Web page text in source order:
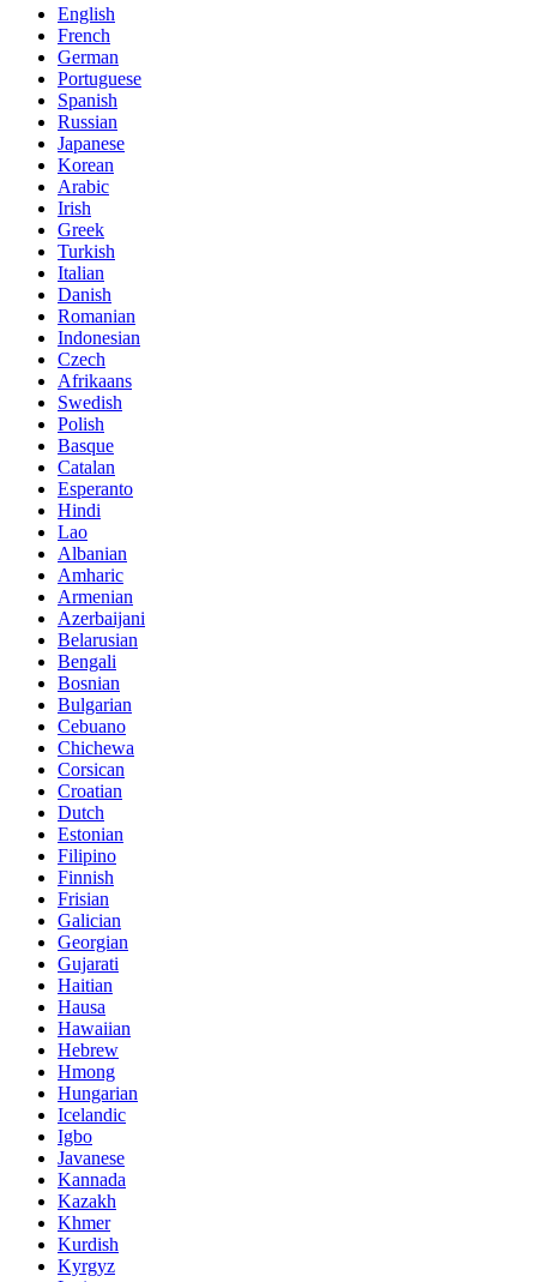
English
French
German
Portuguese
Spanish
Russian
Japanese
Korean
Arabic
Irish
Greek
Turkish
Italian
Danish
Romanian
Indonesian
Czech
Afrikaans
Swedish
Polish
Basque
Catalan
Esperanto
Hindi
Lao
Albanian
Amharic
Armenian
Azerbaijani
Belarusian
Bengali
Bosnian
Bulgarian
Cebuano
Chichewa
Corsican
Croatian
Dutch
Estonian
Filipino
Finnish
Frisian
Galician
Georgian
Gujarati
Haitian
Hausa
Hawaiian
Hebrew
Hmong
Hungarian
Icelandic
Igbo
Javanese
Kannada
Kazakh
Khmer
Kurdish
Kyrgyz